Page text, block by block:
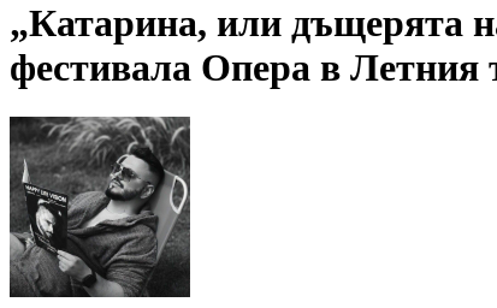
„Катарина, или дъщерята
фестивала Опера в Летния